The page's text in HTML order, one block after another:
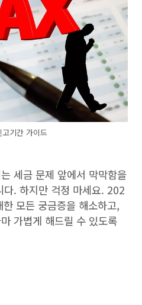
기간 가이드
세금 문제 앞에서 막막함을
다. 하지만 걱정 마세요. 202
모든 궁금증을 해소하고,
가볍게 해드릴 수 있도록